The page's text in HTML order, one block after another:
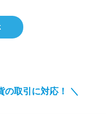
の取引に対応！ ＼